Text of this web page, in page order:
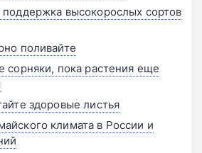
поддержка высокорослых сортов
поливайте
сорняки, пока растения еще
здоровые листья
климата в России и